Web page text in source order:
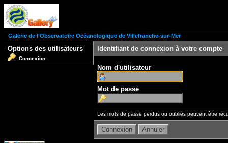
Galerie de l'Observatoire Océanologique de Villefranche-sur-Mer
Options des utilisateurs
Connexion
Identifiant de connexion à votre compte
Nom d'utilisateur
Mot de passe
Les mots de passe perdus ou oubliés peuvent être